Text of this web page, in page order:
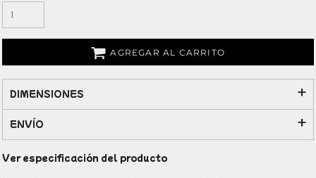
AGREGAR AL CARRITO
DIMENSIONES
ENVÍO
Ver especificación del producto